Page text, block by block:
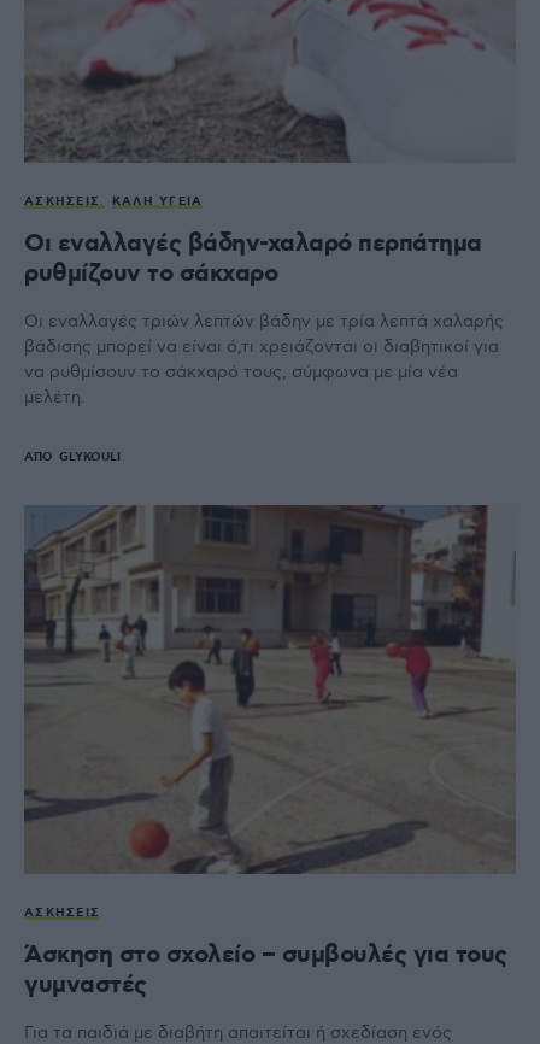
ΑΣΚΉΣΕΙΣ ΚΑΛΉ ΥΓΕΊΑ
Οι εναλλαγές βάδην-χαλαρό περπάτημα
ρυθμίζουν το σάκχαρο
Οι εναλλαγές τριών λεπτών βάδην με τρία λεπτά χαλαρής
βάδισης μπορεί να είναι ό,τι χρειάζονται οι διαβητικοί για
να ρυθμίσουν το σάκχαρό τους, σύμφωνα με μία νέα
μελέτη.
ΑΠΌ GLYKOULI
ΑΣΚΉΣΕΙΣ
Άσκηση στο σχολείο – συμβουλές για τους
γυμναστές
Για τα παιδιά με διαβήτη απαιτείται ή σχεδίαση ενός